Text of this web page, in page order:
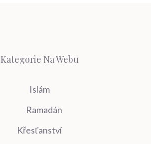
Kategorie Na Webu
Islám
Ramadán
Křesťanství